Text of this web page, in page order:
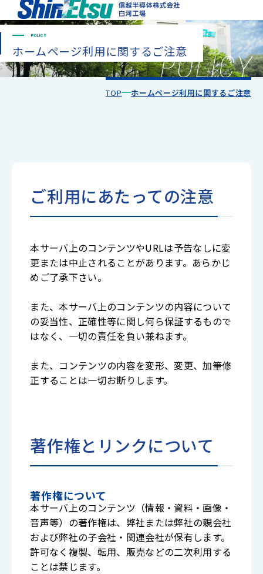
POLICY
ホームページ利用に関するご注意
TOP ホームページ利用に関するご注意
ご利用にあたっての注意
本サーバ上のコンテンツやURLは予告なしに変
更または中止されることがあります。あらかじ
めご了承下さい。
また、本サーバ上のコンテンツの内容について
の妥当性、正確性等に関し何ら保証するもので
はなく、一切の責任を負い兼ねます。
また、コンテンツの内容を変形、変更、加筆修
正することは一切お断りします。
著作権とリンクについて
著作権について
本サーバ上のコンテンツ（情報・資料・画像・
音声等）の著作権は、弊社または弊社の親会社
および弊社の子会社・関連会社が保有します。
許可なく複製、転用、販売などの二次利用する
ことは禁じます。